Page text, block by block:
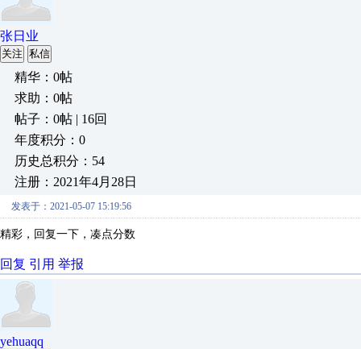
张日业
关注 私信
精华：0帖
求助：0帖
帖子：0帖 | 16回
年度积分：0
历史总积分：54
注册：2021年4月28日
发表于：2021-05-07 15:19:56
精彩，回复一下，凑点分数
回复 引用 举报
yehuaqq